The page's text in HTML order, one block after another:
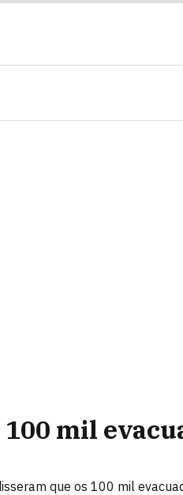
100 mil
que os 100 mil